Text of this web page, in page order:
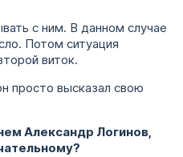
с ним. В данном случае
Потом ситуация
виток.
просто высказал свою
Александр Логинов,